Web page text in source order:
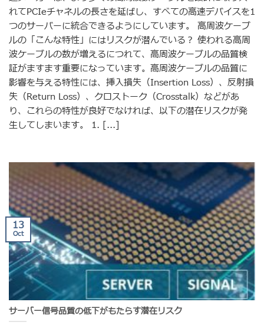
れてPCIeチャネルの長さを延ばし、すべての高速デバイスを1
つのサーバーに統合できるようにしています。 高周波ケーブ
ルの「こんな特性」にはリスクが潜んでいる？ 使われる高周
波ケーブルの数が増えるにつれて、高周波ケーブルの品質検
証がますます重要になっています。高周波ケーブルの品質に
影響を与える特性には、挿入損失（Insertion Loss）、反射損
失（Return Loss）、クロストーク（Crosstalk）などがあ
り、これらの特性が良好でなければ、以下の潜在リスクが発
生してしまいます。 1. [...]
サーバー信号品質の低下がもたらす潜在リスク
13
Oct